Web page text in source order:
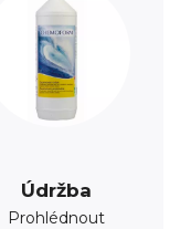
Údržba
Prohlédnout